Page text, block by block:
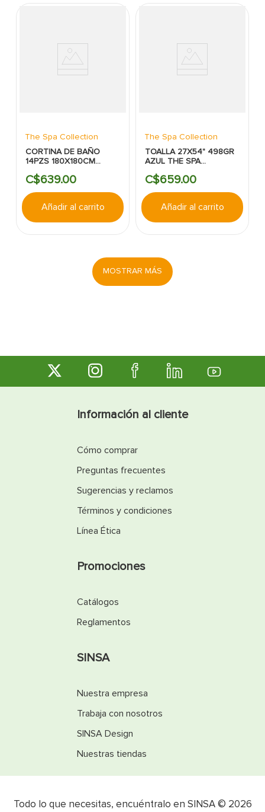
The Spa Collection
CORTINA DE BAÑO
14PZS 180X180CM
SPA COLLECTION
C$639.00
Añadir al carrito
The Spa Collection
TOALLA 27X54" 498GR
AZUL THE SPA
C$659.00
Añadir al carrito
MOSTRAR MÁS
Información al cliente
Cómo comprar
Preguntas frecuentes
Sugerencias y reclamos
Términos y condiciones
Línea Ética
Promociones
Catálogos
Reglamentos
SINSA
Nuestra empresa
Trabaja con nosotros
SINSA Design
Nuestras tiendas
Todo lo que necesitas, encuéntralo en SINSA © 2026